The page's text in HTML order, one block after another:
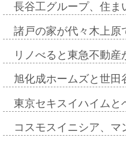
長谷工グループ、住
諸戸の家が代々木上
リノべると東急不動
旭化成ホームズと世
東京セキスイハイム
コスモスイニシア、